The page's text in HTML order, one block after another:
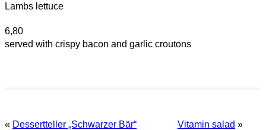
Lambs lettuce
6,80
served with crispy bacon and garlic croutons
« Dessertteller „Schwarzer Bär“ Vitamin salad »